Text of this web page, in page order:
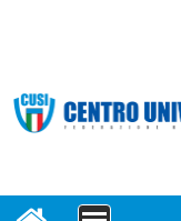
MENU